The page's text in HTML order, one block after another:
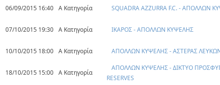
06/09/2015 16:40 Α Κατηγορία SQUADRA AZZURRA F.C. - ΑΠΟΛΛΩΝ
07/10/2015 19:30 Α Κατηγορία ΙΚΑΡΟΣ - ΑΠΟΛΛΩΝ ΚΥΨΕΛΗΣ
10/10/2015 18:00 Α Κατηγορία ΑΠΟΛΛΩΝ ΚΥΨΕΛΗΣ - ΑΣΤΕΡΑΣ
18/10/2015 15:00 Α Κατηγορία
ΑΠΟΛΛΩΝ ΚΥΨΕΛΗΣ - ΔΙΚΤΥΟ
RESERVES